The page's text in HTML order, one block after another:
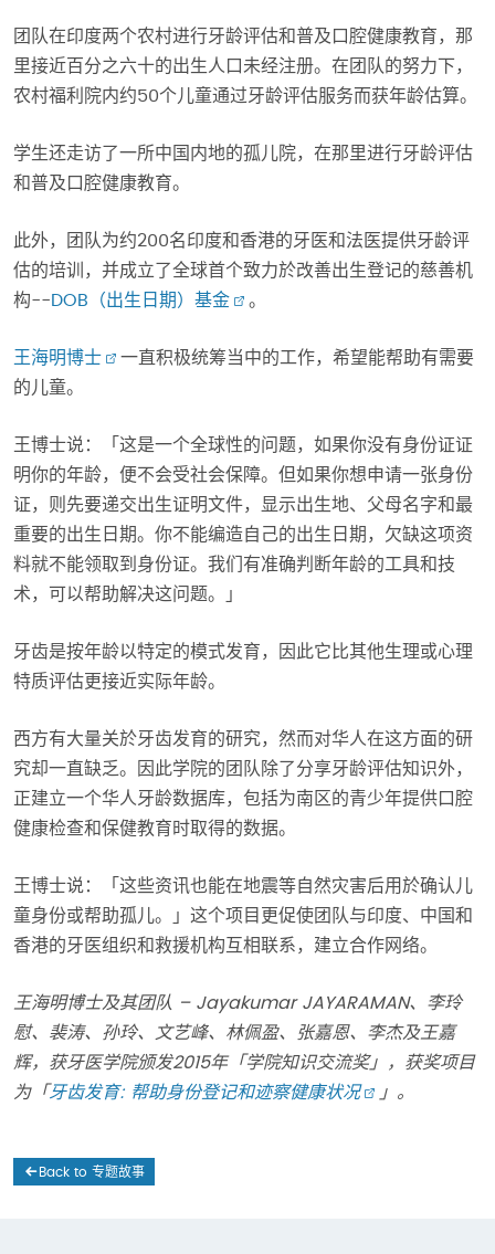
团队在印度两个农村进行牙龄评估和普及口腔健康教育，那
里接近百分之六十的出生人口未经注册。在团队的努力下，
农村福利院内约50个儿童通过牙龄评估服务而获年龄估算。
学生还走访了一所中国内地的孤儿院，在那里进行牙龄评估
和普及口腔健康教育。
此外，团队为约200名印度和香港的牙医和法医提供牙龄评
估的培训，并成立了全球首个致力於改善出生登记的慈善机
构--DOB（出生日期）基金 。
王海明博士
一直积极统筹当中的工作，希望能帮助有需要
的儿童。
王博士说：「这是一个全球性的问题，如果你没有身份证证
明你的年龄，便不会受社会保障。但如果你想申请一张身份
证，则先要递交出生证明文件，显示出生地、父母名字和最
重要的出生日期。你不能编造自己的出生日期，欠缺这项资
料就不能领取到身份证。我们有准确判断年龄的工具和技
术，可以帮助解决这问题。」
牙齿是按年龄以特定的模式发育，因此它比其他生理或心理
特质评估更接近实际年龄。
西方有大量关於牙齿发育的研究，然而对华人在这方面的研
究却一直缺乏。因此学院的团队除了分享牙龄评估知识外，
正建立一个华人牙龄数据库，包括为南区的青少年提供口腔
健康检查和保健教育时取得的数据。
王博士说：「这些资讯也能在地震等自然灾害后用於确认儿
童身份或帮助孤儿。」这个项目更促使团队与印度、中国和
香港的牙医组织和救援机构互相联系，建立合作网络。
王海明博士及其团队 – Jayakumar JAYARAMAN、李玲
慰、裴涛、孙玲、文艺峰、林佩盈、张嘉恩、李杰及王嘉
辉，获牙医学院颁发2015年「学院知识交流奖」，获奖项目
为「牙齿发育: 帮助身份登记和迹察健康状况 」 。
Back to 专题故事